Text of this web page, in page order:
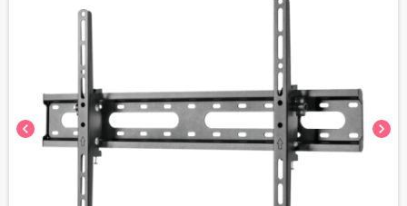
chevron_left chevron_right